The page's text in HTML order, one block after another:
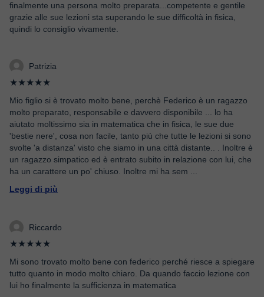
finalmente una persona molto preparata...competente e gentile
grazie alle sue lezioni sta superando le sue difficoltà in fisica,
quindi lo consiglio vivamente.
Patrizia
★★★★★
Mio figlio si è trovato molto bene, perchè Federico è un ragazzo
molto preparato, responsabile e davvero disponibile ... lo ha
aiutato moltissimo sia in matematica che in fisica, le sue due
'bestie nere', cosa non facile, tanto più che tutte le lezioni si sono
svolte 'a distanza' visto che siamo in una città distante.. . Inoltre è
un ragazzo simpatico ed è entrato subito in relazione con lui, che
ha un carattere un po' chiuso. Inoltre mi ha sem
Leggi di più
Riccardo
★★★★★
Mi sono trovato molto bene con federico perché riesce a spiegare
tutto quanto in modo molto chiaro. Da quando faccio lezione con
lui ho finalmente la sufficienza in matematica